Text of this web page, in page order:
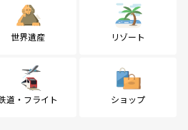
世界遺産 リゾート
道・フライト ショップ